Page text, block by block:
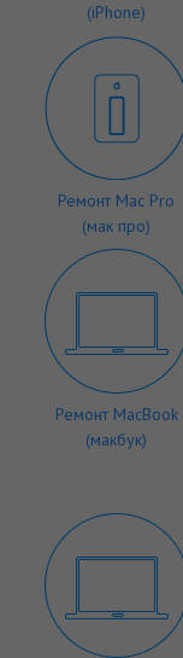
(iPhone)
Ремонт Mac Pro
(мак про)
Ремонт MacBook
(макбук)